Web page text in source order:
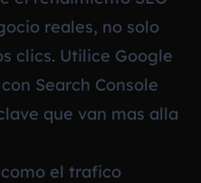
reales, no solo
clics. Utilice Google
Search Console
que van mas alla
el trafico